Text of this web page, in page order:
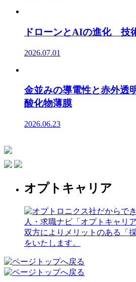
ドローンとAIの進化 技
2026.07.01
金並みの導電性と赤外透
酸化物薄膜
2026.06.23
オプトキャリア